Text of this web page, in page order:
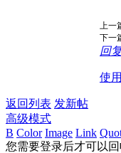
上一
下一
回
使
返回列表 发新帖
高级模式
B Color Image Link
您需要登录后才可以